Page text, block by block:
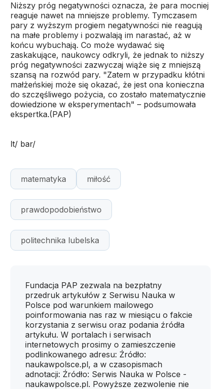
Niższy próg negatywności oznacza, że para mocniej
reaguje nawet na mniejsze problemy. Tymczasem
pary z wyższym progiem negatywności nie reagują
na małe problemy i pozwalają im narastać, aż w
końcu wybuchają. Co może wydawać się
zaskakujące, naukowcy odkryli, że jednak to niższy
próg negatywności zazwyczaj wiąże się z mniejszą
szansą na rozwód pary. "Zatem w przypadku kłótni
małżeńskiej może się okazać, że jest ona konieczna
do szczęśliwego pożycia, co zostało matematycznie
dowiedzione w eksperymentach" – podsumowała
ekspertka.(PAP)
lt/ bar/
matematyka miłość
prawdopodobieństwo
politechnika lubelska
Fundacja PAP zezwala na bezpłatny
przedruk artykułów z Serwisu Nauka w
Polsce pod warunkiem mailowego
poinformowania nas raz w miesiącu o fakcie
korzystania z serwisu oraz podania źródła
artykułu. W portalach i serwisach
internetowych prosimy o zamieszczenie
podlinkowanego adresu: Źródło:
naukawpolsce.pl, a w czasopismach
adnotacji: Źródło: Serwis Nauka w Polsce -
naukawpolsce.pl. Powyższe zezwolenie nie